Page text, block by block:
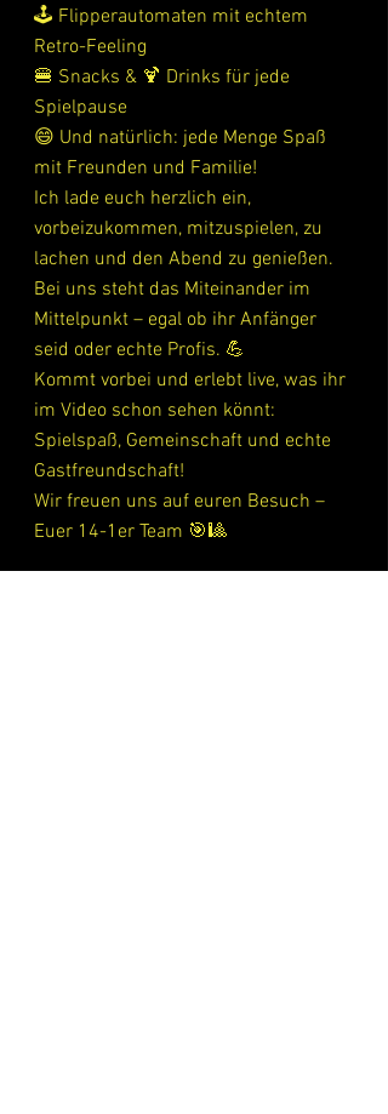
🕹️ Flipperautomaten mit echtem
Retro-Feeling
🍔 Snacks & 🍹 Drinks für jede
Spielpause
😄 Und natürlich: jede Menge Spaß
mit Freunden und Familie!
Ich lade euch herzlich ein,
vorbeizukommen, mitzuspielen, zu
lachen und den Abend zu genießen.
Bei uns steht das Miteinander im
Mittelpunkt – egal ob ihr Anfänger
seid oder echte Profis. 💪
Kommt vorbei und erlebt live, was ihr
im Video schon sehen könnt:
Spielspaß, Gemeinschaft und echte
Gastfreundschaft!
Wir freuen uns auf euren Besuch –
Euer 14-1er Team 🎯🎱